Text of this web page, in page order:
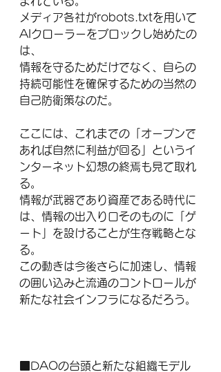
メディア各社がrobots.txtを用いて
AIクローラーをブロックし始めたの
は、
情報を守るためだけでなく、自らの
持続可能性を確保するための当然の
自己防衛策なのだ。
ここには、これまでの「オープンで
あれば自然に利益が回る」というイ
ンターネット幻想の終焉も見て取れ
る。
情報が武器であり資産である時代に
は、情報の出入り口そのものに「ゲ
ート」を設けることが生存戦略とな
る。
この動きは今後さらに加速し、情報
の囲い込みと流通のコントロールが
新たな社会インフラになるだろう。
■DAOの台頭と新たな組織モデル